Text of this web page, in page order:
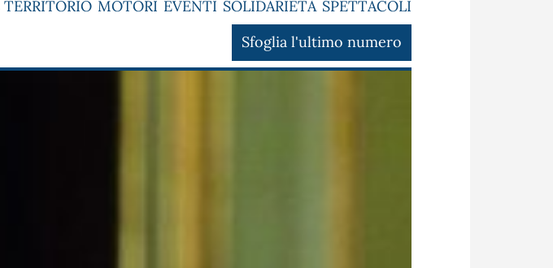
TERRITORIO MOTORI EVENTI SOLIDARIETÀ SPETTACOLI
Sfoglia l'ultimo numero